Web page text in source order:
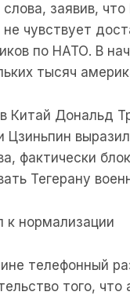
слова, заявив,
не чувствует
по НАТО. В
тысяч
Китай Дональд
Цзиньпин
фактически
Тегерану
к нормализации
телефонный
того,